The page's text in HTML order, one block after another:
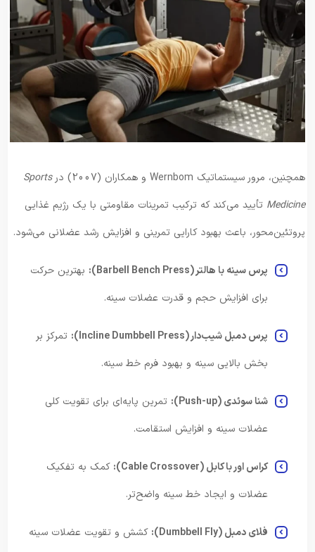
همچنین، مرور سیستماتیک Wernbom و همکاران (2007) در
Sports
Medicine تأیید می‌کند که ترکیب تمرینات مقاومتی با یک رژیم غذایی
پروتئین‌محور، باعث بهبود کارایی تمرینی و افزایش رشد عضلانی می‌شود.
پرس سینه با هالتر (Barbell Bench Press):
بهترین حرکت
برای افزایش حجم و قدرت عضلات سینه.
پرس دمبل شیب‌دار (Incline Dumbbell Press):
تمرکز بر
بخش بالایی سینه و بهبود فرم خط سینه.
شنا سوئدی (Push-up):
تمرین پایه‌ای برای تقویت کلی
عضلات سینه و افزایش استقامت.
کراس اور با کابل (Cable Crossover):
کمک به تفکیک
عضلات و ایجاد خط سینه واضح‌تر.
فلای دمبل (Dumbbell Fly):
کشش و تقویت عضلات سینه